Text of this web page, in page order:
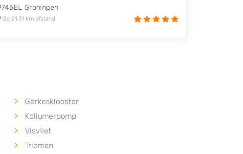
Groningen
Op 21,31 km afstand
Gerkesklooster
Kollumerpomp
Visvliet
Triemen